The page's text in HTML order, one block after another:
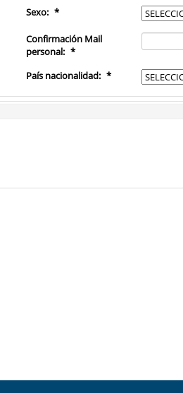
Sexo: *
Confirmación Mail
personal: *
País nacionalidad: *